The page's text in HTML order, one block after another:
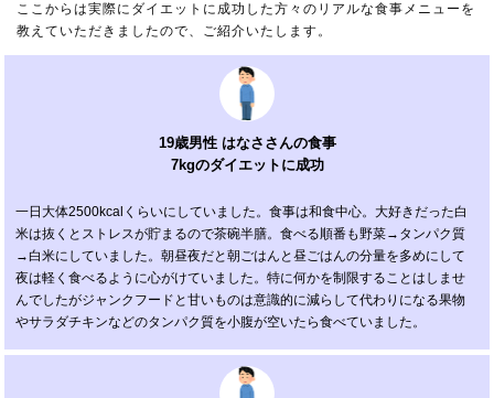
ここからは実際にダイエットに成功した方々のリアルな食事メニューを
教えていただきましたので、ご紹介いたします。
19歳男性 はなささんの食事
7kgのダイエットに成功
一日大体2500kcalくらいにしていました。食事は和食中心。大好きだった白
米は抜くとストレスが貯まるので茶碗半膳。食べる順番も野菜→タンパク質
→白米にしていました。朝昼夜だと朝ごはんと昼ごはんの分量を多めにして
夜は軽く食べるように心がけていました。特に何かを制限することはしませ
んでしたがジャンクフードと甘いものは意識的に減らして代わりになる果物
やサラダチキンなどのタンパク質を小腹が空いたら食べていました。